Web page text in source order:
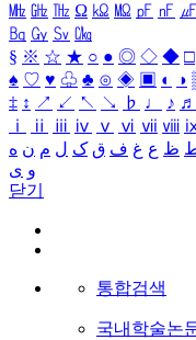
㎒ ㎓ ㎔ Ω ㏀ ㏁ ㎊ ㎋ ㎌
㏃ ㏉ ㏜ ㏆
§ ※ ☆ ★ ○ ● ◎ ◇ ◆ □
♠ ♡ ♥ ♧ ♣ ⊙ ◈ ▣ ◐ ◑
‡ ↕ ↗ ↙ ↖ ↘ ♭ ♩ ♪ ♬
ⅰ
ⅱ ⅲ ⅳ ⅴ ⅵ ⅶ ⅷ
ظ ع غ ف ق ک ل م ن ه
و ی
닫기
통합검색
국내학술논